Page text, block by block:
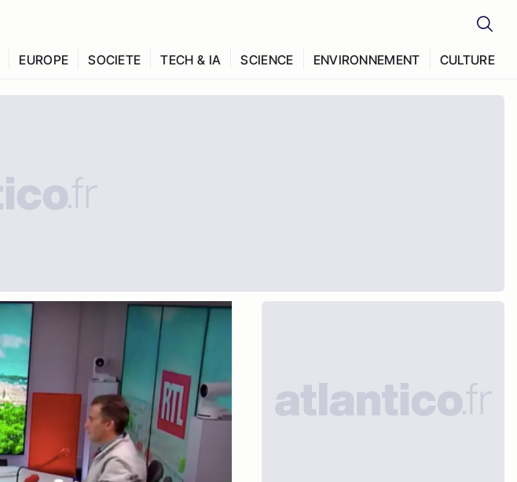
EUROPE SOCIETE TECH & IA SCIENCE ENVIRONNEMENT CULTURE